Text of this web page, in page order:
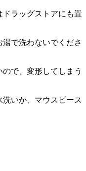
ラッグストアにも置
で洗わないでくださ
で、変形してしまう
いか、マウスピース